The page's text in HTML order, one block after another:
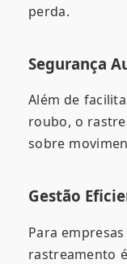
perda.
Segurança
Além de
roubo, o
sobre
Gestão
Para
rastreamento